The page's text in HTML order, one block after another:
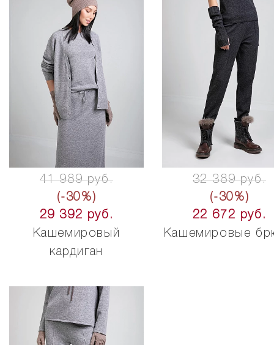
41 989 руб.
(-30%)
29 392 руб.
Кашемировый
кардиган
32 389 руб.
(-30%)
22 672 руб.
Кашемировые